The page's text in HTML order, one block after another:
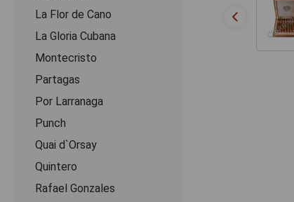
La Flor de Cano
La Gloria Cubana
Montecristo
Partagas
Por Larranaga
Punch
Quai d`Orsay
Quintero
Rafael Gonzales